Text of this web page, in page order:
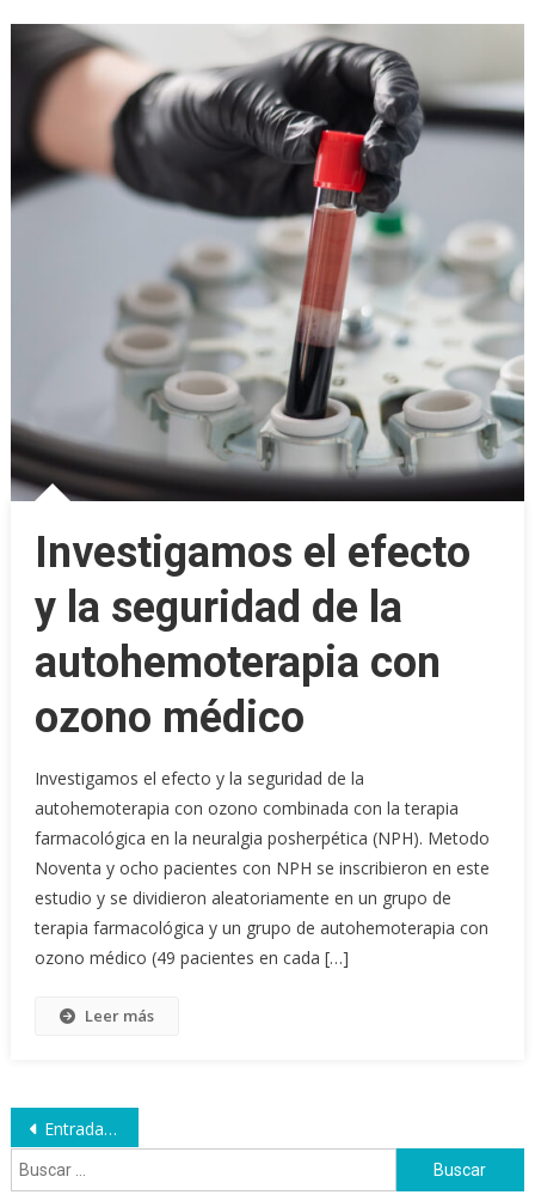
Investigamos el efecto
y la seguridad de la
autohemoterapia con
ozono médico
Investigamos el efecto y la seguridad de la
autohemoterapia con ozono combinada con la terapia
farmacológica en la neuralgia posherpética (NPH). Metodo
Noventa y ocho pacientes con NPH se inscribieron en este
estudio y se dividieron aleatoriamente en un grupo de
terapia farmacológica y un grupo de autohemoterapia con
ozono médico (49 pacientes en cada […]
Leer más
Navegación
de
Entradas anteriores
Buscar: